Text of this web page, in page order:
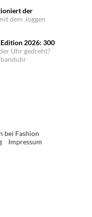
der
dem Joggen
2026: 300
Uhr gedreht?
bei Fashion
Impressum